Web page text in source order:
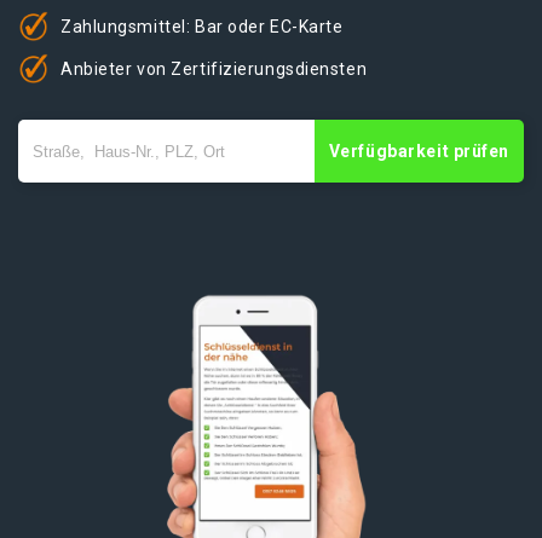
Zahlungsmittel: Bar oder EC-Karte
Anbieter von Zertifizierungsdiensten
Verfügbarkeit prüfen